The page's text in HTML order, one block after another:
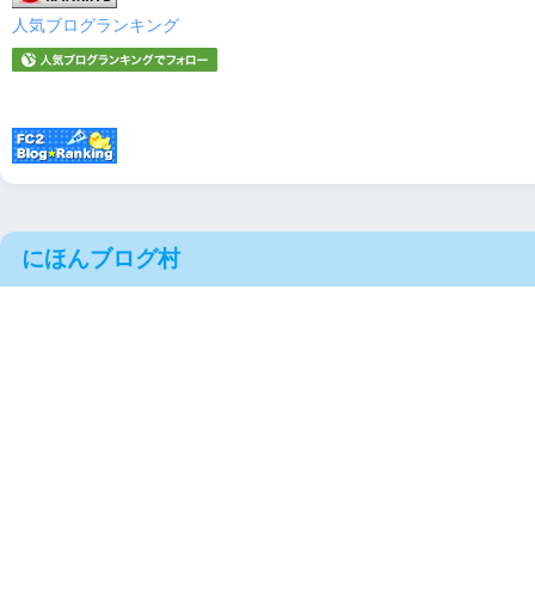
人気ブログランキング
にほんブログ村